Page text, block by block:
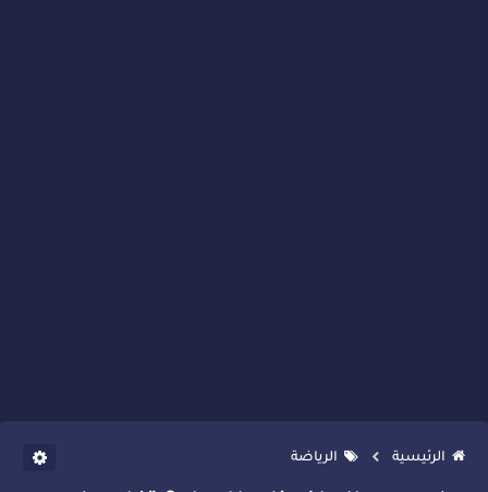
الرئيسية الرياضة